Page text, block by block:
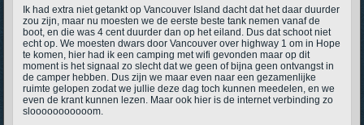
Ik had extra niet getankt op Vancouver Island dacht dat het daar duurder
zou zijn, maar nu moesten we de eerste beste tank nemen vanaf de
boot, en die was 4 cent duurder dan op het eiland. Dus dat schoot niet
echt op. We moesten dwars door Vancouver over highway 1 om in Hope
te komen, hier had ik een camping met wifi gevonden maar op dit
moment is het signaal zo slecht dat we geen of bijna geen ontvangst in
de camper hebben. Dus zijn we maar even naar een gezamenlijke
ruimte gelopen zodat we jullie deze dag toch kunnen meedelen, en we
even de krant kunnen lezen. Maar ook hier is de internet verbinding zo
slooooooooooom.